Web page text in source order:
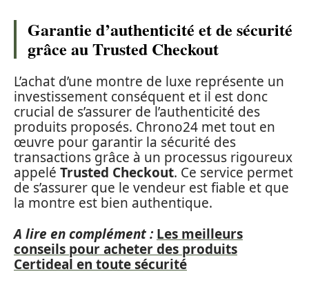
Garantie d’authenticité et de sécurité
grâce au Trusted Checkout
L’achat d’une montre de luxe représente un
investissement conséquent et il est donc
crucial de s’assurer de l’authenticité des
produits proposés. Chrono24 met tout en
œuvre pour garantir la sécurité des
transactions grâce à un processus rigoureux
appelé Trusted Checkout. Ce service permet
de s’assurer que le vendeur est fiable et que
la montre est bien authentique.
A lire en complément : Les meilleurs
conseils pour acheter des produits
Certideal en toute sécurité